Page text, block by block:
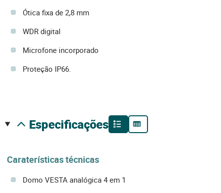
Ótica fixa de 2,8 mm
WDR digital
Microfone incorporado
Proteção IP66.
especificações
Caraterísticas técnicas
Domo VESTA analógica 4 em 1